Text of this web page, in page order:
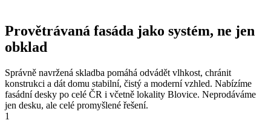
Provětrávaná fasáda jako systém, ne jen
obklad
Správně navržená skladba pomáhá odvádět vlhkost, chránit
konstrukci a dát domu stabilní, čistý a moderní vzhled. Nabízíme
fasádní desky po celé ČR i včetně lokality Blovice. Neprodáváme
jen desku, ale celé promyšlené řešení.
1